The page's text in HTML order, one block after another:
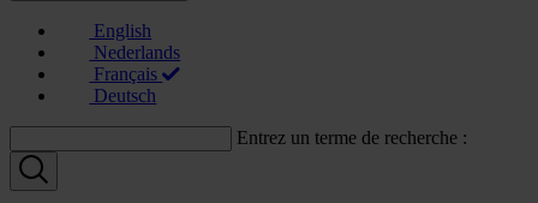
English
Nederlands
Français
Deutsch
Entrez un terme de recherche :